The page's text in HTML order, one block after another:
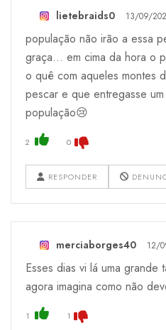
lietebraids0 13/09/
população não irão a essa
graça... em cima da hora o
o quê com aqueles montes
pescar e que entregasse
população😢
2 0
RESPONDER
merciaborges40 12/
Esses dias vi lá uma grande
agora imagina como não
1 1